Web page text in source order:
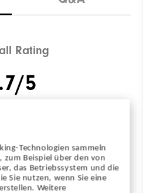
Technologien sammeln
Beispiel über den von
das Betriebssystem und die
Sie nutzen, wenn Sie eine
Weitere
Rating
5
RECENSION